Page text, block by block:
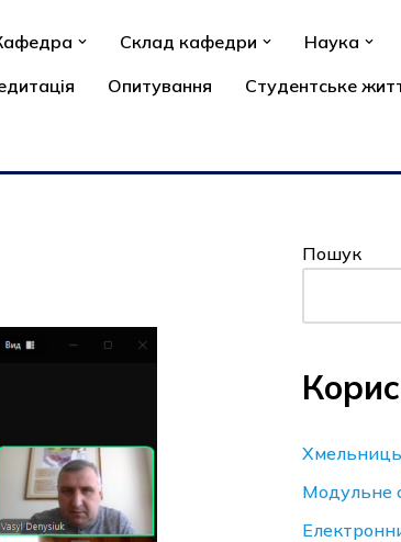
Склад кафедри Наука
Опитування Студентське
Пошук
Модульне